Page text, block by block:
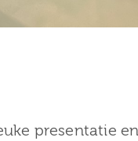
presentatie